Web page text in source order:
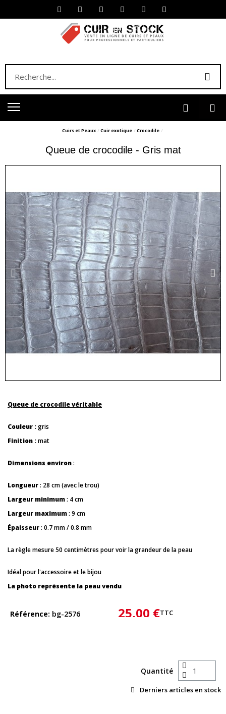
Cuirs et Peaux Cuir exotique Crocodile
Queue de crocodile - Gris mat
Queue de crocodile véritable
Couleur :gris
Finition :mat
Dimensions environ:
Longueur: 28 cm (avec le trou)
Largeur minimum: 4 cm
Largeur maximum: 9 cm
Épaisseur: 0.7 mm / 0.8 mm
La règle mesure 50 centimètres pour voir la grandeur de la peau
Idéal pour l'accessoire et le bijou
La photo représente la peau vendu
Référence bg-2576 25,00 €TTC
Quantité
Derniers articles en stock